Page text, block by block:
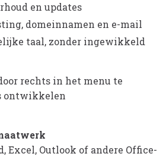
en updates
domeinnamen en e-mail
taal, zonder ingewikkeld
rechts in het menu te
ontwikkelen
Excel, Outlook of andere Office-